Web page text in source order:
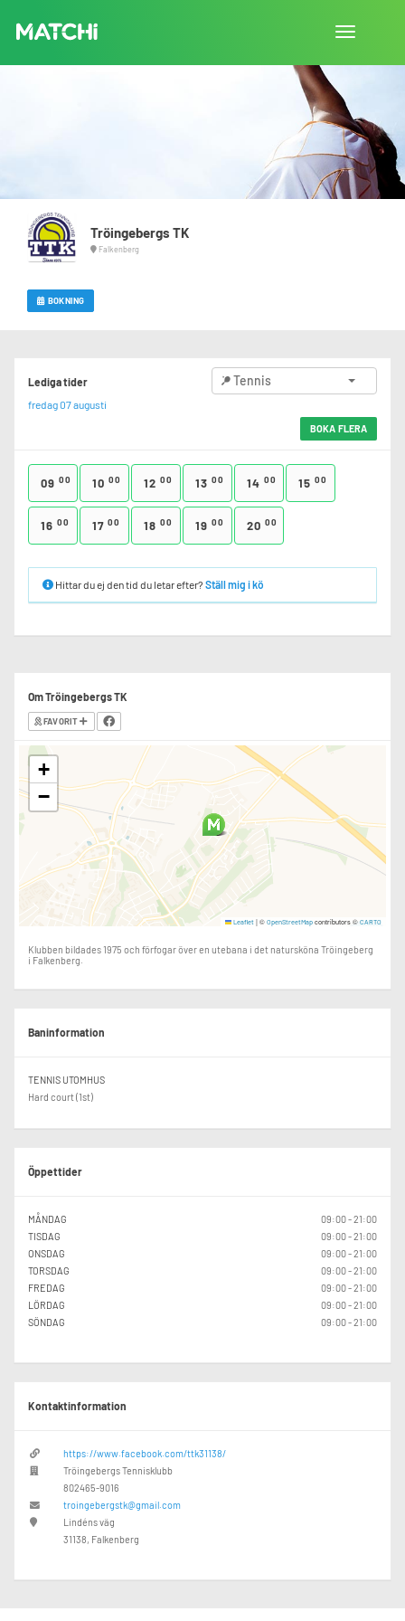
Toggla
Tröingebergs TK
Falkenberg
BOKNING
Lediga tider
fredag 07 augusti
Tennis
BOKA FLERA
09 00 10 00 12 00 13 00 14 00 15 00
16 00 17 00 18 00 19 00 20 00
Hittar du ej den tid du letar efter? Ställ mig i kö
Om Tröingebergs TK
FAVORIT
+
−
Leaflet |© OpenStreetMap contributors © CARTO
Klubben bildades 1975 och förfogar över en utebana i det natursköna Tröingeberg
i Falkenberg.
Baninformation
TENNIS UTOMHUS
Hard court (1st)
Öppettider
MÅNDAG
09:00 - 21:00
TISDAG
09:00 - 21:00
ONSDAG
09:00 - 21:00
TORSDAG
09:00 - 21:00
FREDAG
09:00 - 21:00
LÖRDAG
09:00 - 21:00
SÖNDAG
09:00 - 21:00
Kontaktinformation
https://www.facebook.com/ttk31138/
Tröingebergs Tennisklubb
802465-9016
troingebergstk@gmail.com
Lindéns väg
31138, Falkenberg